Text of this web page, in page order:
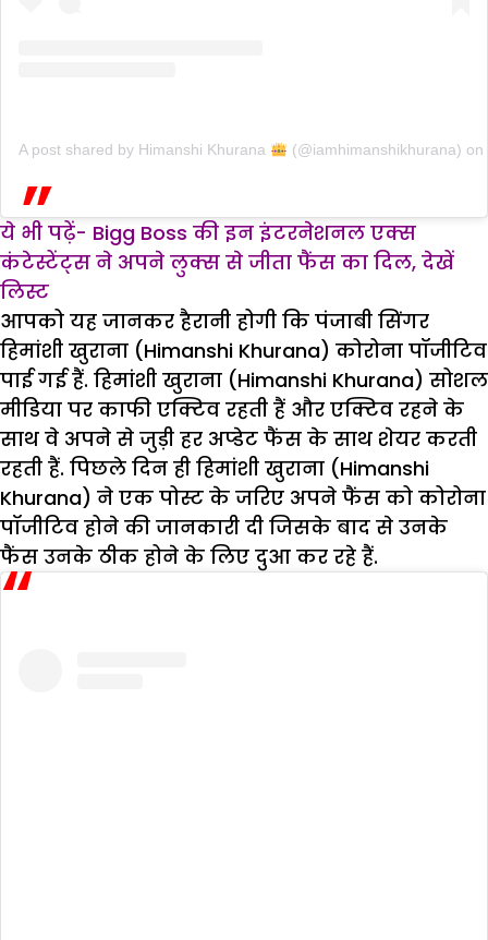
A post shared by Himanshi Khurana (@iamhimanshikhurana) on
ये भी पढ़ें- Bigg Boss की इन इंटरनेशनल एक्स
कंटेस्टेंट्स ने अपने लुक्स से जीता फैंस का दिल, देखें
लिस्ट
आपको यह जानकर हैरानी होगी कि पंजाबी सिंगर
हिमांशी खुराना (Himanshi Khurana) कोरोना पॉजीटिव
पाई गई हैं. हिमांशी खुराना (Himanshi Khurana) सोशल
मीडिया पर काफी एक्टिव रहती हैं और एक्टिव रहने के
साथ वे अपने से जुड़ी हर अप्डेट फैंस के साथ शेयर करती
रहती हैं. पिछले दिन ही हिमांशी खुराना (Himanshi
Khurana) ने एक पोस्ट के जरिए अपने फैंस को कोरोना
पॉजीटिव होने की जानकारी दी जिसके बाद से उनके
फैंस उनके ठीक होने के लिए दुआ कर रहे हैं.